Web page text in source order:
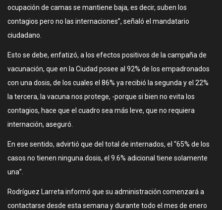
ocupación de camas se mantiene baja, es decir, suben los
contagios pero no las internaciones”, señaló el mandatario
ciudadano.
Esto se debe, enfatizó, a los efectos positivos de la campaña de
vacunación, que en la Ciudad posee al 92% de los empadronados
con una dosis, de los cuales el 86% ya recibió la segunda y el 22%
la tercera, la vacuna nos protege, -porque si bien no evita los
contagios, hace que el cuadro sea más leve, que no requiera
internación, aseguró.
En ese sentido, advirtió que del total de internados, el “65% de los
casos no tienen ninguna dosis, el 9.6% adicional tiene solamente
una”.
Rodríguez Larreta informó que su administración comenzará a
contactarse desde esta semana y durante todo el mes de enero